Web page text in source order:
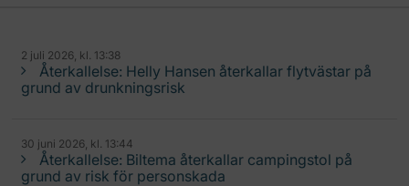
2 juli 2026, kl. 13:38
Återkallelse: Helly Hansen återkallar flytvästar på
grund av drunkningsrisk
30 juni 2026, kl. 13:44
Återkallelse: Biltema återkallar campingstol på
grund av risk för personskada